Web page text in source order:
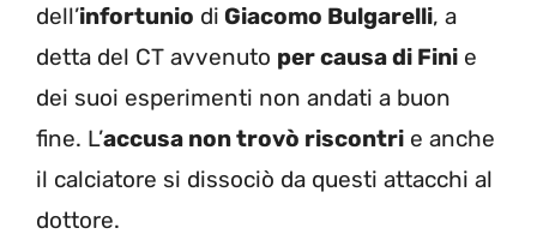
dell’infortunio di Giacomo Bulgarelli, a
detta del CT avvenuto per causa di Fini e
dei suoi esperimenti non andati a buon
fine. L’accusa non trovò riscontri e anche
il calciatore si dissociò da questi attacchi al
dottore.